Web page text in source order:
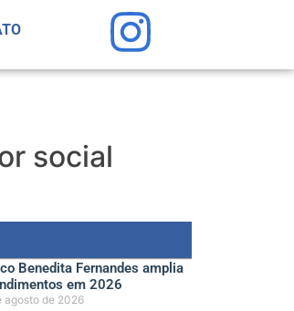
social
Benedita Fernandes amplia
em 2026
agosto de 2026